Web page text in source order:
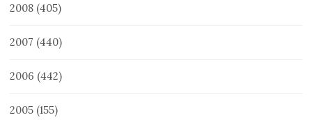
2008 (405)
2007 (440)
2006 (442)
2005 (155)